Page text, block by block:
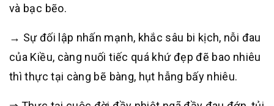
và bạc bẽo.
→ Sự đối lập nhấn mạnh, khắc sâu bi kịch, nỗi đau
của Kiều, càng nuối tiếc quá khứ đẹp đẽ bao nhiêu
thì thực tại càng bẽ bàng, hụt hẫng bấy nhiêu.